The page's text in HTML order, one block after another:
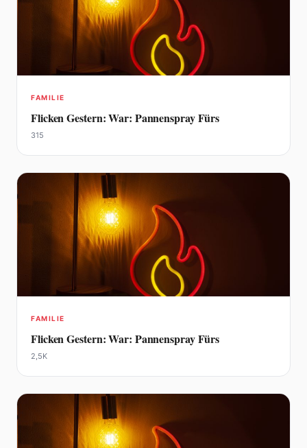
FAMILIE
Flicken Gestern: War: Pannenspray Fürs
315
FAMILIE
Flicken Gestern: War: Pannenspray Fürs
2,5K